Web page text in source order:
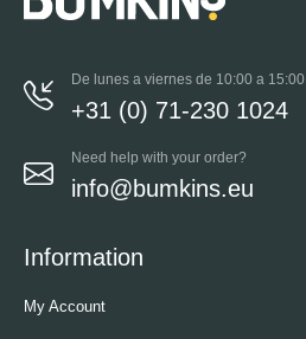
De lunes a viernes de 10:00 a 15:00
+31 (0) 71-230 1024
Need help with your order?
info@bumkins.eu
Information
My Account